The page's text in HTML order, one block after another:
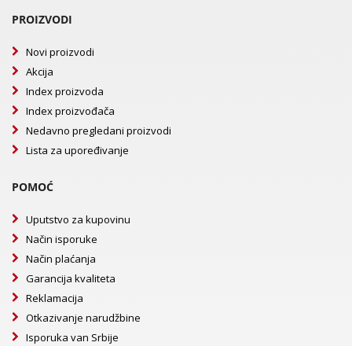
PROIZVODI
Novi proizvodi
Akcija
Index proizvoda
Index proizvođača
Nedavno pregledani proizvodi
Lista za upoređivanje
POMOĆ
Uputstvo za kupovinu
Način isporuke
Način plaćanja
Garancija kvaliteta
Reklamacija
Otkazivanje narudžbine
Isporuka van Srbije